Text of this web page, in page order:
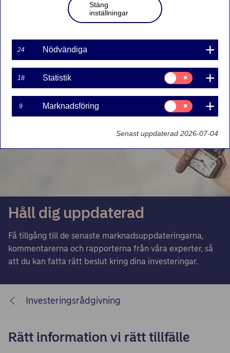
Håll dig uppdaterad
Få tillgång till de senaste marknadsuppdateringarna,
kommentarerna och rapporterna från våra experter, så
att du kan fatta rätt beslut kring dina investeringar.
Investeringsrådgivning
Rätt information vi rätt tillfälle
Stäng
inställningar
24 Nödvändiga
18 Statistik
Samtycke
för:
Statistik
9 Marknadsföring
Samtycke
för:
Marknadsföring
Senast uppdaterad 2026-07-04